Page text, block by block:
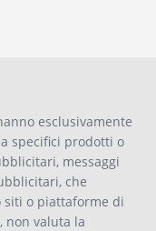
esclusivamente
specifici prodotti o
messaggi
che
siti o piattaforme di
non valuta la